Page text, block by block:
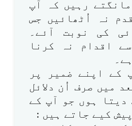
رہیں کہ آپ
نہ اُٹھائیں جس
کی نوبت آئے۔
اقدام نہ کرنا
کے اپنے ضمیر پر
میں صرف اُن دلائل
دیتا ہوں جو آپ کے
کیے جاتے ہیں :